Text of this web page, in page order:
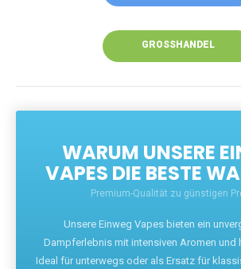
GROSSHANDEL
WARUM UNSERE
VAPES DIE BESTE
Premium-Qualität zu günstigen
Unsere Einweg Vapes bieten ein
Dampferlebnis mit intensiven Aromen und
Ideal für unterwegs oder als Ersatz für